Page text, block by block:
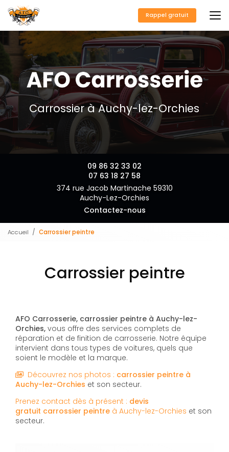
au
contenu
principal
Rappel gratuit
Carrossier à Auchy-lez-Orchies
09 86 32 33 02
07 63 18 27 58
374 rue Jacob Martinache 59310
Auchy-Lez-Orchies
Contactez-nous
Accueil Carrossier peintre
Carrossier peintre
AFO Carrosserie, carrossier peintre à Auchy-lez-
Orchies, vous offre des services complets de
réparation et de finition de carrosserie. Notre équipe
intervient dans tous types de voitures, quels que
soient le modèle et la marque.
Découvrez nos photos : carrossier peintre à
Auchy-lez-Orchies et son secteur.
Prenez contact dès à présent : devis
gratuit carrossier peintre à Auchy-lez-Orchies et son
secteur.